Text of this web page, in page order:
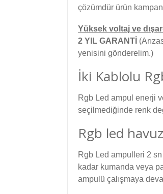
çözümdür ürün
Yüksek voltaj ve
2 YIL GARANTİ
yenisini gönderelim.)
İki Kablolu
Rgb Led ampul enerji
seçilmediğinde renk
Rgb led
Rgb Led ampulleri 2
kadar kumanda veya
ampulü çalışmaya